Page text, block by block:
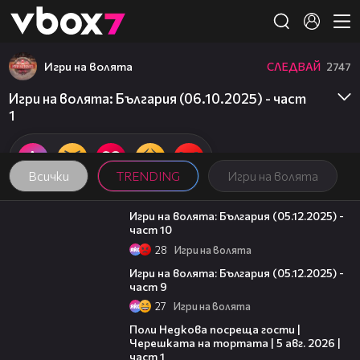
👾
Всички TRENDING Игри на волята
Игри на волята СЛЕДВАЙ 2747
Игри на волята: България (06.10.2025) - част
1
10:11
Игри на волята: България (05.12.2025) -
част 10
28 Игри на волята
Игри на волята: България (05.12.2025) -
част 9
27 Игри на волята
Поли Недкова посреща гости |
Черешката на тортата | 5 авг. 2026 |
част 1